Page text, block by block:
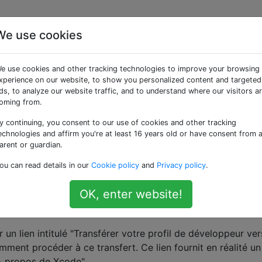
mon profil de
un autre
transférer mes certificats et profils de mon ancien
vos identités",
je dois transférer trois ensembles
iPhone dans votre trousseau
iPhone dans votre trousseau
dans l'organiseur Xcode> onglet Périphériques> section
un lien intitulé "Transférer votre profil de développeur
procéder à ce transfert. Ce lien fournit en réalité
use cookies
use cookies and other tracking technologies to improve your browsing
on our website, to show you personalized content and targeted
to analyze our website traffic, and to understand where our visitors
from.
continuing, you consent to our use of cookies and other tracking
and affirm you're at least 16 years old or have consent from a
or guardian.
can read details in our Cookie policy and Privacy policy.
OK, enter website!